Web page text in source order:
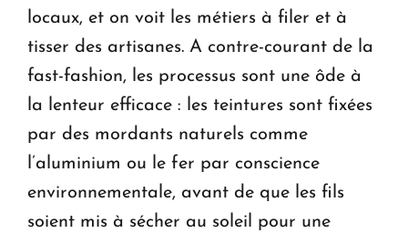
locaux, et on voit les métiers à filer et à
tisser des artisanes. A contre-courant de la
fast-fashion, les processus sont une ôde à
la lenteur efficace : les teintures sont fixées
par des mordants naturels comme
l’aluminium ou le fer par conscience
environnementale, avant de que les fils
soient mis à sécher au soleil pour une